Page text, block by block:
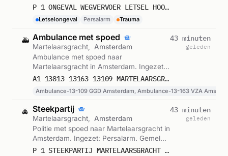
Persalarm. Gemeld om 05:55.
P 1 ONGEVAL WEGVERVOER LETSEL HOOFDWEG KUDELSTAART
Letselongeval Persalarm Trauma
🚑 Ambulance met spoed
Martelaarsgracht,
Amsterdam
Ambulance met spoed naar
Martelaarsgracht in Amsterdam. Ingezet:
Ambulance-13-109 GGD Amsterdam,
G 813 en 1 andere eenheden. Gemeld om
05:31.
A1 13813 13163 13109 MARTELAARSGRACHT AMSTERDAM 76236 76237 76238
Ambulance-13-109 GGD Amsterdam, Ambulance-13-163 VZA
43 minuten
geleden
🚔 Steekpartij
Martelaarsgracht,
Amsterdam
Politie met spoed naar Martelaarsgracht in
Amsterdam. Ingezet: Persalarm. Gemeld
om 05:30.
P 1 STEEKPARTIJ MARTELAARSGRACHT AMSTERDAM
43 minuten
geleden